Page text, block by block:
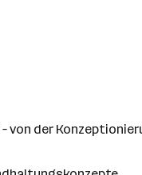
der